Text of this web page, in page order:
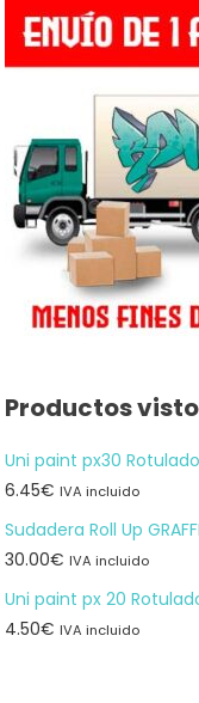
Productos
Uni paint px30
6.45€ IVA incluido
Sudadera Roll Up
30.00€ IVA incluido
Uni paint px 20
4.50€ IVA incluido